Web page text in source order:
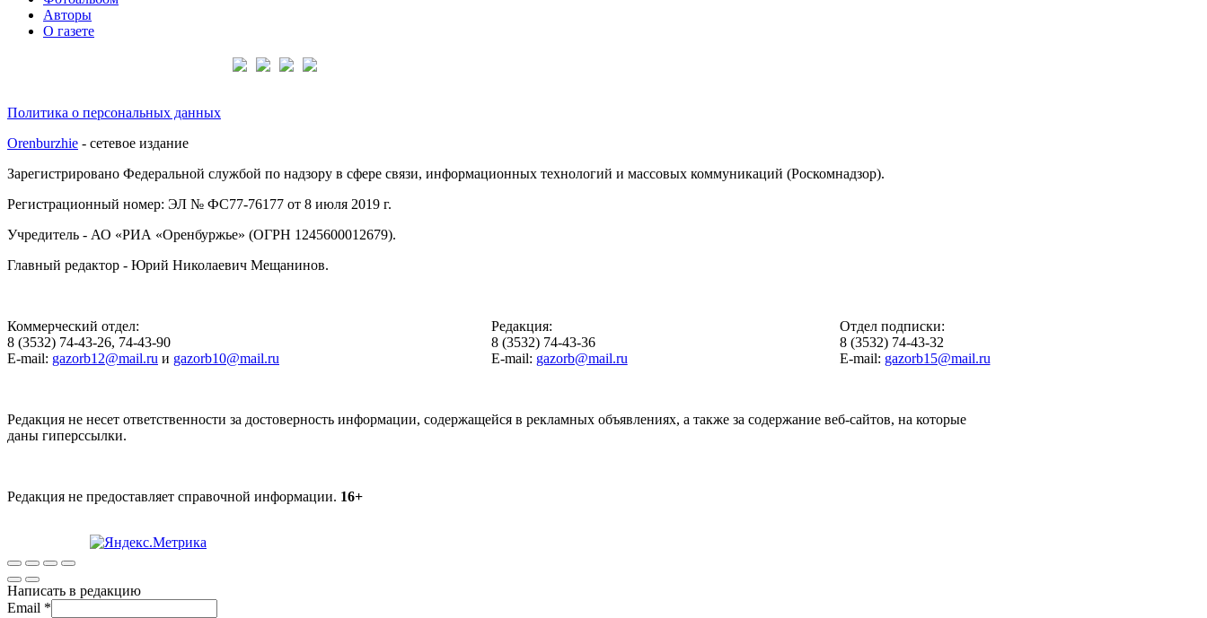
Авторы
О газете
Политика о персональных данных
Orenburzhie - сетевое издание
Зарегистрировано Федеральной службой по надзору в сфере связи, информационных технологий и массовых коммуникаций (Роскомнадзор).
Регистрационный номер: ЭЛ № ФС77-76177 от 8 июля 2019 г.
Учредитель - АО «РИА «Оренбуржье» (ОГРН 1245600012679).
Главный редактор - Юрий Николаевич Мещанинов.
Коммерческий отдел:
8 (3532) 74-43-26, 74-43-90
E-mail: gazorb12@mail.ru и gazorb10@mail.ru
Редакция:
8 (3532) 74-43-36
E-mail: gazorb@mail.ru
Отдел подписки:
8 (3532) 74-43-32
E-mail: gazorb15@mail.ru
Редакция не несет ответственности за достоверность информации, содержащейся в рекламных объявлениях, а также за содержание веб-сайтов, на которые
даны гиперссылки.
Редакция не предоставляет справочной информации. 16+
Написать в редакцию
Email *